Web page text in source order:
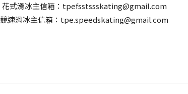
花式滑冰主信箱：tpefsstssskating@gmail.com
競速滑冰主信箱：tpe.speedskating@gmail.com